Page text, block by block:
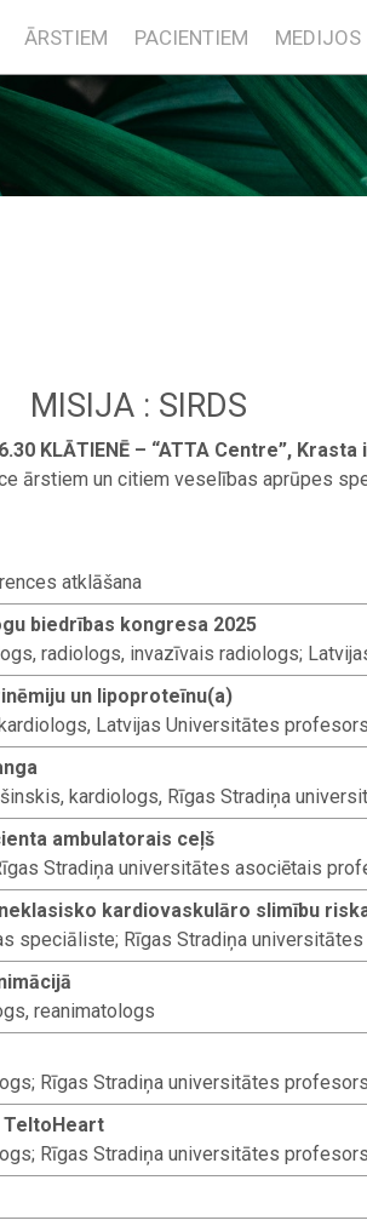
ĀRSTIEM PACIENTIEM MEDIJOS
MISIJA : SIRDS
KLĀTIENĒ – “ATTA Centre”, Krasta
ārstiem un citiem veselības aprūpes
atklāšana
biedrības kongresa 2025
radiologs, invazīvais radiologs;
un lipoproteīnu(a)
Latvijas Universitātes
kardiologs, Rīgas Stradiņa
ambulatorais ceļš
Stradiņa universitātes asociētais
kardiovaskulāro slimību
speciāliste; Rīgas Stradiņa
reanimatologs
Rīgas Stradiņa universitātes profesors
TeltoHeart
Rīgas Stradiņa universitātes